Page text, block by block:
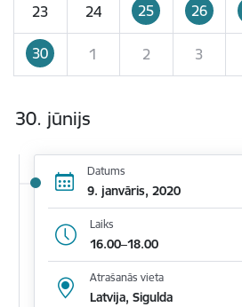
23 24 25 26
30 1 2 3
30. jūnijs
Datums
9. janvāris, 2020
Laiks
16.00–18.00
Atrašanās vieta
Latvija, Sigulda